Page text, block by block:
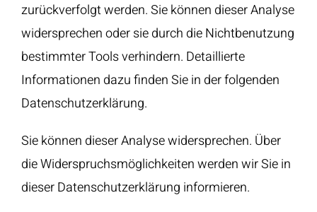
zurückverfolgt werden. Sie können dieser Analyse
widersprechen oder sie durch die Nichtbenutzung
bestimmter Tools verhindern. Detaillierte
Informationen dazu finden Sie in der folgenden
Datenschutzerklärung.
Sie können dieser Analyse widersprechen. Über
die Widerspruchsmöglichkeiten werden wir Sie in
dieser Datenschutzerklärung informieren.